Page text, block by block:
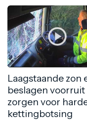
Laagstaande zon
beslagen voorruit
zorgen voor
kettingbotsing